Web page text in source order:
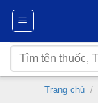
Chuyển
nội
dung
Tìm
kiếm:
Trang chủ /